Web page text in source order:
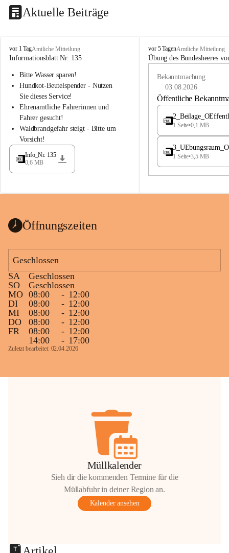
Aktuelle Beiträge
B
u
h
a
d
l
a
vor 1 TagAmtliche Mitteilung
Informationsblatt Nr. 135
Bitte Wasser sparen!
Hundkot-Beutelspender - Nutzen
Sie dieses Service!
Ehrenamtliche Fahrerinnen und
Fahrer gesucht!
Waldbrandgefahr steigt - Bitte um
Vorsicht!
Info_Nr. 135
0,6 MB
B
u
e
a
vor 5 TagenAmtliche Mitteilung
Übung des Bundesheeres
Bekanntmachung
03.08.2026
Öffentliche
1 Seite•0,1 MB
1 Seite•3,5 MB
Öffnungszeiten
Geschlossen
SA
Geschlossen
SO
Geschlossen
MO 08:00 - 12:00
DI
08:00 - 12:00
MI
08:00 - 12:00
DO
08:00 - 12:00
FR
08:00 - 12:00
14:00
- 17:00
Zuletzt bearbeitet: 02.04.2026
Müllkalender
Sieh dir die kommenden Termine für die
Müllabfuhr in deiner Region an.
Kalender ansehen